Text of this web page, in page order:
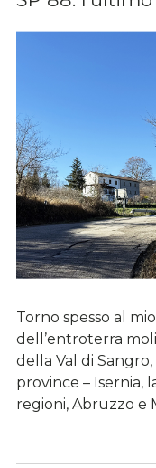
Torno spesso al
dell’entroterra
della Val di
province – Isernia,
regioni, Abruzzo e